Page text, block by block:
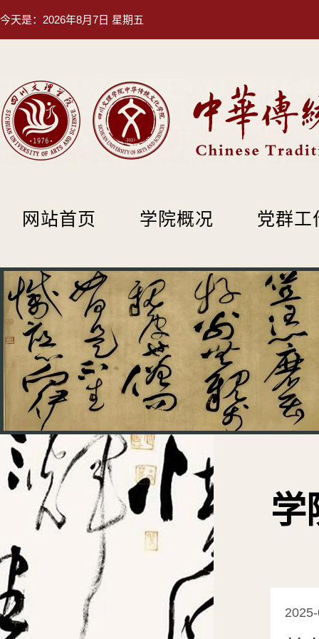
今天是： 2026年8月7日 星期五
网站首页 学院概况 党群工
学